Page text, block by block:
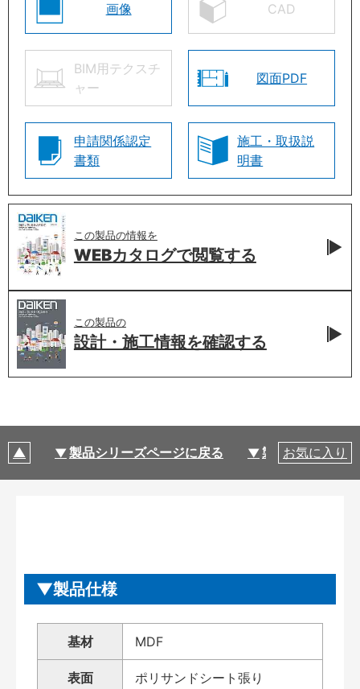
画像 CAD
BIM用テクスチ
ャー
図面PDF
申請関係認定
書類
施工・取扱説
明書
この製品の情報を
WEBカタログで閲覧する
この製品の
設計・施工情報を確認する
製品シリーズページに戻る 製品仕様
お気に入り
製品仕様
基材 MDF
表面 ポリサンドシート張り